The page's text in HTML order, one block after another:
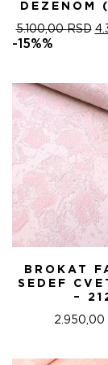
DEZENOM
5.100,00RSD
-15%%
BROKAT
SEDEF
–
2.950,00